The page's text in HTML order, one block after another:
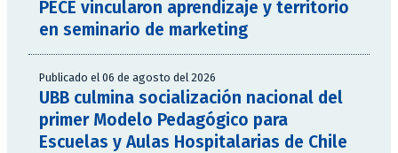
PECE vincularon aprendizaje y territorio
en seminario de marketing
Publicado el 06 de agosto del 2026
UBB culmina socialización nacional del
primer Modelo Pedagógico para
Escuelas y Aulas Hospitalarias de Chile